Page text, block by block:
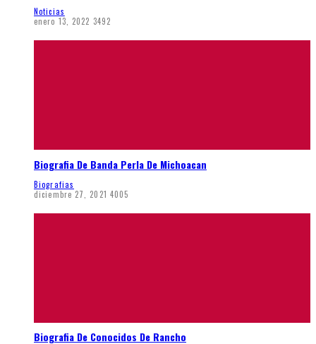
Noticias
enero 13, 2022 3492
Biografia De Banda Perla De Michoacan
Biografias
diciembre 27, 2021 4005
Biografia De Conocidos De Rancho